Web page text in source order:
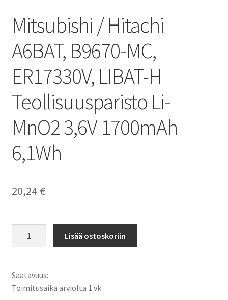
Mitsubishi / Hitachi
A6BAT, B9670-MC,
ER17330V, LIBAT-H
Teollisuusparisto Li-
MnO2 3,6V 1700mAh
6,1Wh
20,24 €
B9670-
MC,
Lisää ostoskoriin
Saatavuus:
Toimitusaika arviolta 1 vk